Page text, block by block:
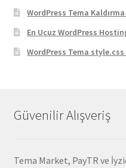
WordPress Tema Kaldırma
En Ucuz WordPress
WordPress Tema
Güvenilir Alışveriş
Tema Market, PayTR ve